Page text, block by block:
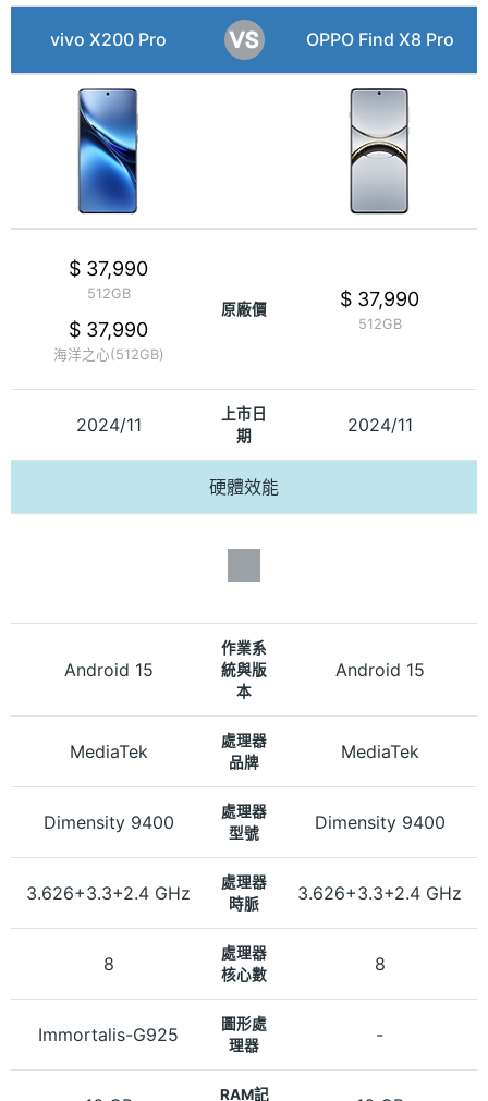
vivo X200 Pro OPPO Find X8 Pro
$ 37,990
512GB
$ 37,990
海洋之心(512GB)
原廠價 $ 37,990
512GB
2024/11
上市日
期
2024/11
硬體效能
Android 15
作業系
統與版
本
Android 15
MediaTek
處理器
品牌
MediaTek
Dimensity 9400
處理器
型號
Dimensity 9400
3.626+3.3+2.4 GHz
處理器
時脈
3.626+3.3+2.4 GHz
8
處理器
核心數
8
Immortalis-G925
圖形處
理器
-
RAM記